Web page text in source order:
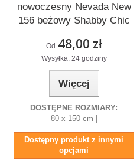
nowoczesny Nevada New
156 beżowy Shabby Chic
Od 48,00 zł
Wysyłka: 24 godziny
Więcej
DOSTĘPNE ROZMIARY:
80 x 150 cm |
Dostępny produkt z innymi
opcjami